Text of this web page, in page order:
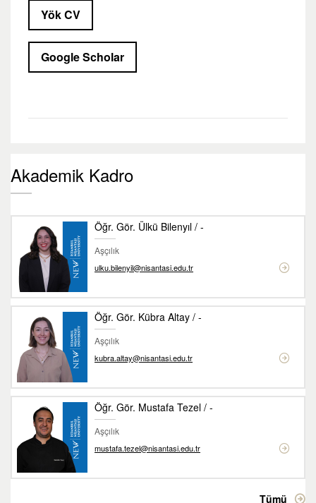
Yök CV
Google Scholar
Akademik Kadro
Öğr. Gör. Ülkü Bilenyıl / -
Aşçılık
ulku.bilenyil@nisantasi.edu.tr
Öğr. Gör. Kübra Altay / -
Aşçılık
kubra.altay@nisantasi.edu.tr
Öğr. Gör. Mustafa Tezel / -
Aşçılık
mustafa.tezel@nisantasi.edu.tr
Tümü